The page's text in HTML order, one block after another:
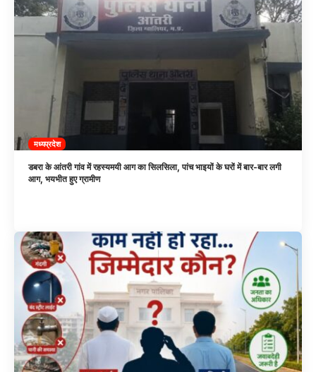
मध्यप्रदेश
डबरा के आंतरी गांव में रहस्यमयी आग का सिलसिला, पांच भाइयों के घरों में बार-बार लगी
आग, भयभीत हुए ग्रामीण